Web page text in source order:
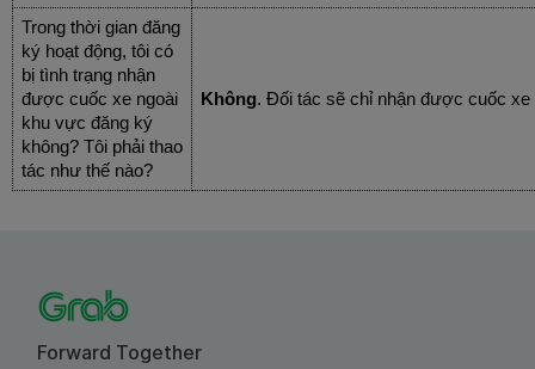
Trong thời gian đăng
ký hoạt động, tôi có
bị tình trạng nhận
được cuốc xe ngoài
khu vực đăng ký
không? Tôi phải thao
tác như thế nào?
Không. Đối tác sẽ chỉ nhận được cuốc
Forward Together